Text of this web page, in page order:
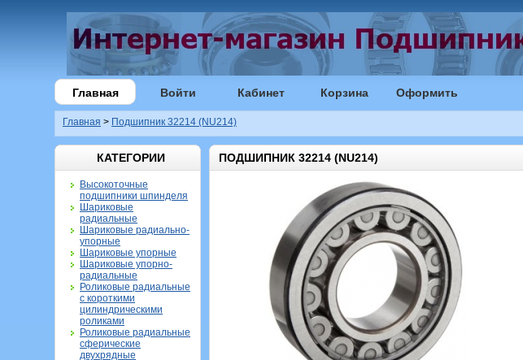
Главная Войти Кабинет Корзина Оформить
Главная > Подшипник 32214 (NU214)
КАТЕГОРИИ
Высокоточные
подшипники шпинделя
Шариковые
радиальные
Шариковые радиально-
упорные
Шариковые упорные
Шариковые упорно-
радиальные
Роликовые радиальные
с короткими
цилиндрическими
роликами
Роликовые радиальные
сферические
двухрядные
ПОДШИПНИК 32214 (NU214)